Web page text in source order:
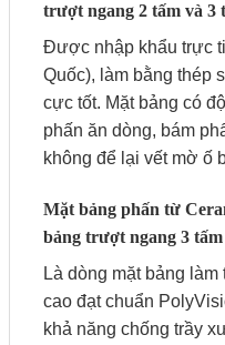
trượt ngang 2 tấm và 3
Được nhập khẩu trực
Quốc), làm bằng thép
cực tốt. Mặt bảng có
phấn ăn dòng, bám
không để lại vết mờ ố
Mặt bảng phấn từ
bảng trượt ngang 3 tấm
Là dòng mặt bảng
cao đạt chuẩn
khả năng chống trầy